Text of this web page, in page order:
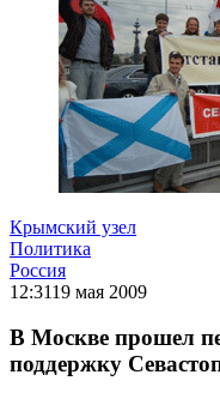
Крымский узел
Политика
Россия
12:3119 мая 2009
В Москве прошел
поддержку